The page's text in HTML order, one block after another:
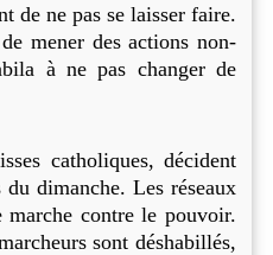
de ne pas se laisser faire.
mener des actions non-
à ne pas changer de
catholiques, décident
du dimanche. Les réseaux
contre le pouvoir.
sont déshabillés,